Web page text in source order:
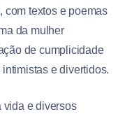
com textos e poemas
da mulher
de cumplicidade
e divertidos.
vida e diversos